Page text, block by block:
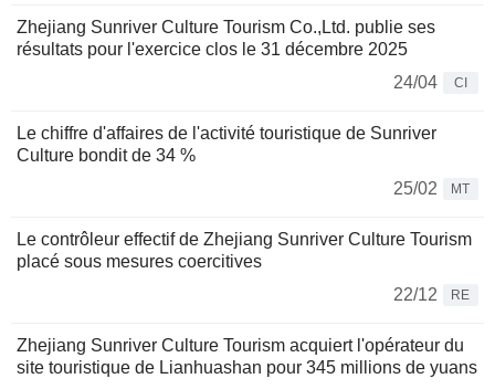
Zhejiang Sunriver Culture Tourism Co.,Ltd. publie ses
résultats pour l'exercice clos le 31 décembre 2025
24/04
CI
Le chiffre d'affaires de l'activité touristique de Sunriver
Culture bondit de 34 %
25/02
MT
Le contrôleur effectif de Zhejiang Sunriver Culture Tourism
placé sous mesures coercitives
22/12
RE
Zhejiang Sunriver Culture Tourism acquiert l'opérateur du
site touristique de Lianhuashan pour 345 millions de yuans